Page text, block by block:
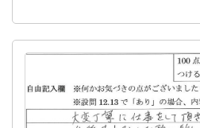
うと思いました。